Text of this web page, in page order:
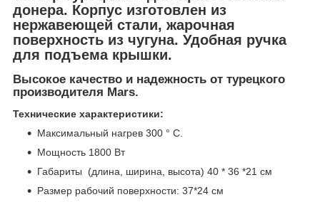
донера. Корпус изготовлен из
нержавеющей стали, жарочная
поверхность из чугуна. Удобная ручка
для подъема крышки.
Высокое качество и надежность от турецкого
производителя Mars.
Технические характеристики:
Максимальный нагрев 300 ° С.
Мощность 1800 Вт
Габариты (длина, ширина, высота) 40 * 36 *21 см
Размер рабочий поверхности: 37*24 см